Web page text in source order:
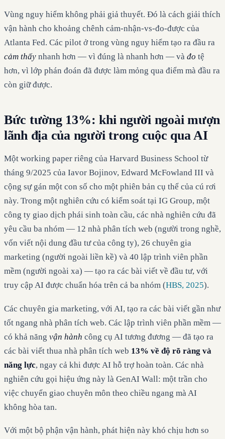
Vùng nguy hiểm không phải giả thuyết. Đó là cách giải thích
vận hành cho khoảng chênh cảm-nhận-vs-đo-được của
Atlanta Fed. Các pilot ở trong vùng nguy hiểm tạo ra đầu ra
cảm thấy nhanh hơn — vì đúng là nhanh hơn — và đo tệ
hơn, vì lớp phán đoán đã được làm mỏng qua điểm mà đầu ra
còn giữ được.
Bức tường 13%: khi người ngoài mượn
lãnh địa của người trong cuộc qua AI
Một working paper riêng của Harvard Business School từ
tháng 9/2025 của Iavor Bojinov, Edward McFowland III và
cộng sự gán một con số cho một phiên bản cụ thể của cú rơi
này. Trong một nghiên cứu có kiểm soát tại IG Group, một
công ty giao dịch phái sinh toàn cầu, các nhà nghiên cứu đã
yêu cầu ba nhóm — 12 nhà phân tích web (người trong nghề,
vốn viết nội dung đầu tư của công ty), 26 chuyên gia
marketing (người ngoài liền kề) và 40 lập trình viên phần
mềm (người ngoài xa) — tạo ra các bài viết về đầu tư, với
truy cập AI được chuẩn hóa trên cả ba nhóm (HBS, 2025).
Các chuyên gia marketing, với AI, tạo ra các bài viết gần như
tốt ngang nhà phân tích web. Các lập trình viên phần mềm —
có khả năng vận hành công cụ AI tương đương — đã tạo ra
các bài viết thua nhà phân tích web 13% về độ rõ ràng và
năng lực, ngay cả khi được AI hỗ trợ hoàn toàn. Các nhà
nghiên cứu gọi hiệu ứng này là GenAI Wall: một trần cho
việc chuyển giao chuyên môn theo chiều ngang mà AI
không hòa tan.
Với một bộ phận vận hành, phát hiện này khó chịu hơn so